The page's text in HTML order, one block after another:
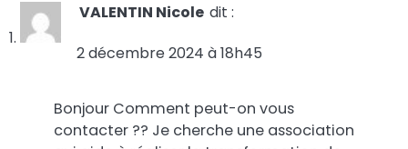
VALENTIN Nicole dit :
2 décembre 2024 à 18h45
Bonjour Comment peut-on vous
contacter ?? Je cherche une association